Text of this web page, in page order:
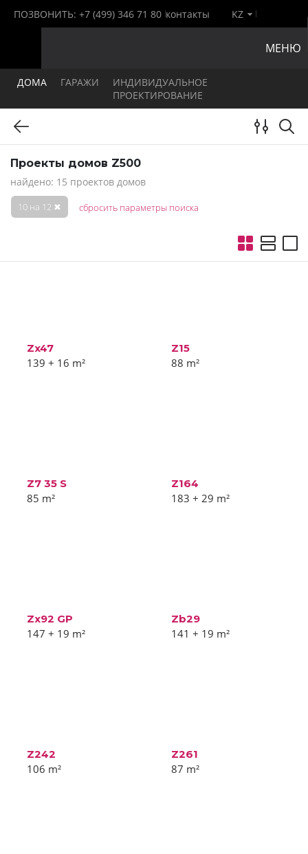
ПОЗВОНИТЬ: +7 (499) 346 71 80 контакты KZ
МЕНЮ
ДОМА ГАРАЖИ
ИНДИВИДУАЛЬНОЕ
ПРОЕКТИРОВАНИЕ
Проекты домов Z500
найдено: 15 проектов домов
10 на 12 ✖ сбросить параметры поиска
Zx47
139 + 16 m²
Z15
88 m²
Z7 35 S
85 m²
Z164
183 + 29 m²
Zx92 GP
147 + 19 m²
Zb29
141 + 19 m²
Z242
106 m²
Z261
87 m²